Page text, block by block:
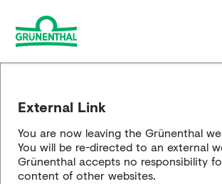
Science
External Link
You are now leaving the Grünenthal
You will be re-directed to an external
Grünenthal accepts no responsibility
content of other websites.